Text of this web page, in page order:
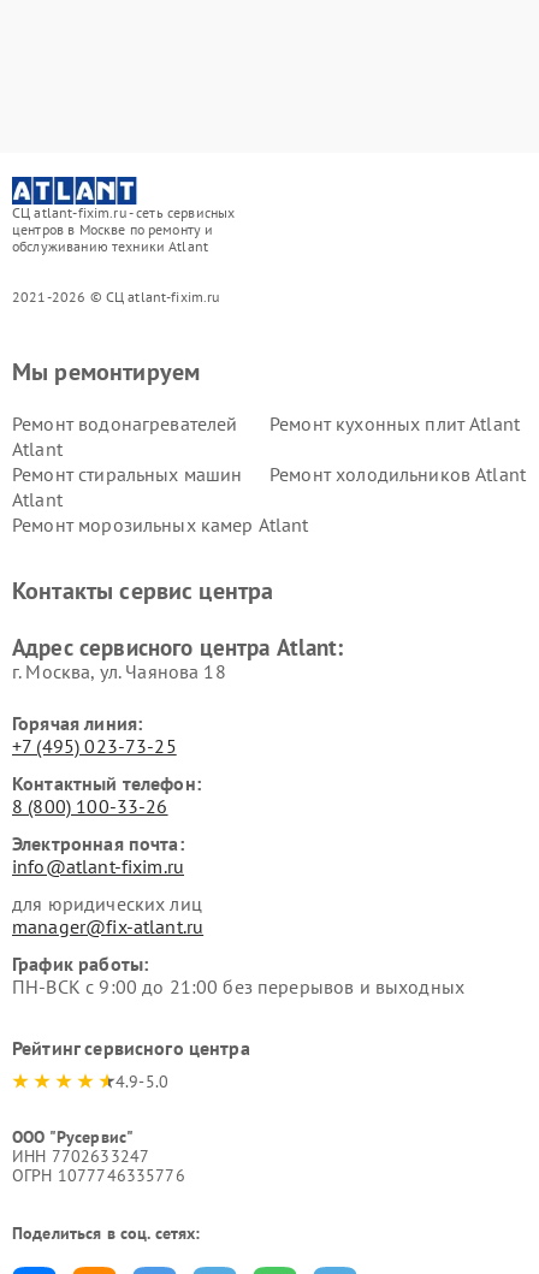
СЦ atlant-fixim.ru - сеть сервисных
центров в Москве по ремонту и
обслуживанию техники Atlant
2021-2026 © СЦ atlant-fixim.ru
Мы ремонтируем
Ремонт водонагревателей
Atlant
Ремонт кухонных плит Atlant
Ремонт стиральных машин
Atlant
Ремонт холодильников Atlant
Ремонт морозильных камер Atlant
Контакты сервис центра
Адрес сервисного центра Atlant:
г. Москва, ул. Чаянова 18
Горячая линия:
+7 (495) 023-73-25
Контактный телефон:
8 (800) 100-33-26
Электронная почта:
info@atlant-fixim.ru
для юридических лиц
manager@fix-atlant.ru
График работы:
ПН-ВСК с 9:00 до 21:00 без перерывов и выходных
Рейтинг сервисного центра
4.9-5.0
ООО "Русервис"
ИНН 7702633247
ОГРН 1077746335776
Поделиться в соц. сетях: